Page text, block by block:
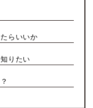
らいいか
りたい